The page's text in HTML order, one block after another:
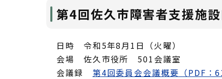
第4回佐久市障害者支援施
日時 令和5年8月1日（火曜）
会場 佐久市役所 501会議室
会議録 第4回委員会会議概要（PDF：